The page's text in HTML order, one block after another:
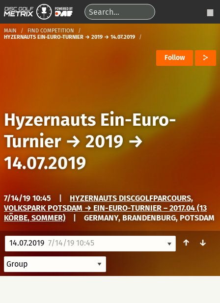
MAIN
FIND COMPETITION
HYZERNAUTS EIN-EURO-TURNIER → 2019 → 14.07.2019
Follow
Hyzernauts Ein-Euro-
Turnier→ 2019 →
14.07.2019
7/14/19 10:45
HYZERNAUTS DISCGOLFPARCOURS,
VOLKSPARK POTSDAM → EIN-EURO-TURNIER – 2017.04 (13
KÖRBE, SOMMER)
GERMANY, BRANDENBURG, POTSDAM
14.07.2019 7/14/19 10:45 ↑ ↓